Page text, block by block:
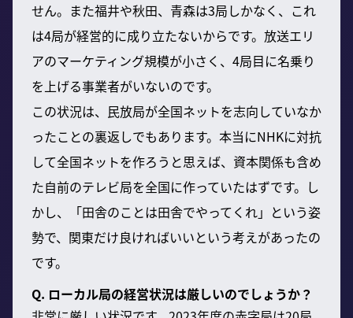
せん。また福井や秋田、青森は3局しかなく、これ
は4局が経営的に成り立たないからです。放送エリ
アのマーケティング規模が小さく、4局目に名乗り
を上げる事業者がいないのです。
この状況は、民放局が全国ネットを志向していなか
ったことの裏返しでもあります。本当にNHKに対抗
して全国ネットを作ろうと思えば、資本関係も含め
た自前のテレビ局を全国に作っていたはずです。し
かし、「田舎のことは田舎でやってくれ」という姿
勢で、関東だけ良ければいいという考えがあったの
です。
Q. ローカル局の経営状況は厳しいのでしょうか？